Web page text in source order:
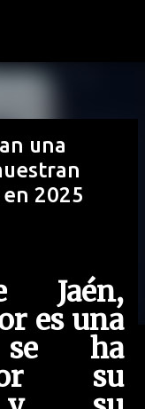
una
2025
Jaén,
es una
ha
su